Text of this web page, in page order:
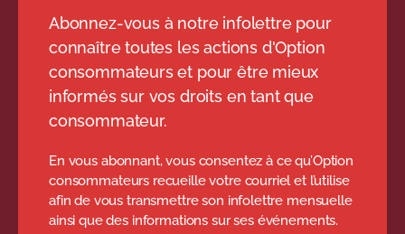
Abonnez-vous à notre infolettre pour
connaître toutes les actions d'Option
consommateurs et pour être mieux
informés sur vos droits en tant que
consommateur.
En vous abonnant, vous consentez à ce qu’Option
consommateurs recueille votre courriel et l’utilise
afin de vous transmettre son infolettre mensuelle
ainsi que des informations sur ses événements.